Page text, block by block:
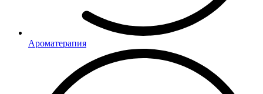
Ароматерапия